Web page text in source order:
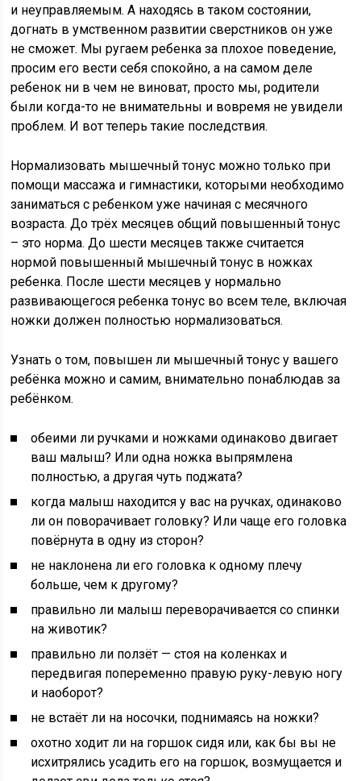
и неуправляемым. А находясь в таком состоянии,
догнать в умственном развитии сверстников он уже
не сможет. Мы ругаем ребенка за плохое поведение,
просим его вести себя спокойно, а на самом деле
ребенок ни в чем не виноват, просто мы, родители
были когда-то не внимательны и вовремя не увидели
проблем. И вот теперь такие последствия.
Нормализовать мышечный тонус можно только при
помощи массажа и гимнастики, которыми необходимо
заниматься с ребенком уже начиная с месячного
возраста. До трёх месяцев общий повышенный тонус
– это норма. До шести месяцев также считается
нормой повышенный мышечный тонус в ножках
ребенка. После шести месяцев у нормально
развивающегося ребенка тонус во всем теле, включая
ножки должен полностью нормализоваться.
Узнать о том, повышен ли мышечный тонус у вашего
ребёнка можно и самим, внимательно понаблюдав за
ребёнком.
обеими ли ручками и ножками одинаково двигает
ваш малыш? Или одна ножка выпрямлена
полностью, а другая чуть поджата?
когда малыш находится у вас на ручках, одинаково
ли он поворачивает головку? Или чаще его головка
повёрнута в одну из сторон?
не наклонена ли его головка к одному плечу
больше, чем к другому?
правильно ли малыш переворачивается со спинки
на животик?
правильно ли ползёт — стоя на коленках и
передвигая попеременно правую руку-левую ногу
и наоборот?
не встаёт ли на носочки, поднимаясь на ножки?
охотно ходит ли на горшок сидя или, как бы вы не
исхитрялись усадить его на горшок, возмущается и